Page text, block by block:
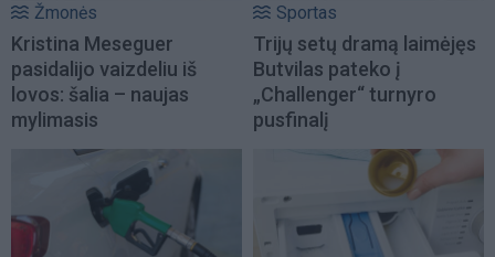
Žmonės
Kristina Meseguer
pasidalijo vaizdeliu iš
lovos: šalia – naujas
mylimasis
Sportas
Trijų setų dramą laimėjęs
Butvilas pateko į
„Challenger“ turnyro
pusfinalį